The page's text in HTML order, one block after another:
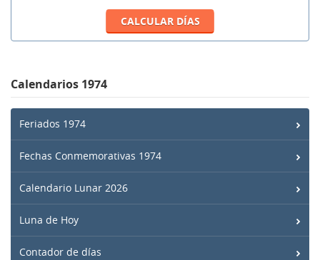
Calendarios 1974
Feriados 1974
Fechas Conmemorativas 1974
Calendario Lunar 2026
Luna de Hoy
Contador de días